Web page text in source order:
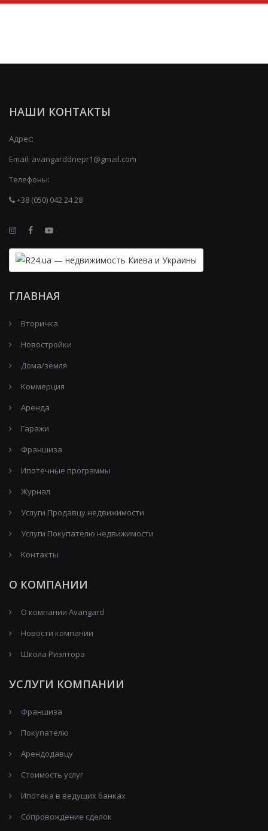
НАШИ КОНТАКТЫ
Адрес:
Email: avangarddnepr1@gmail.com
Телефоны:
+38 (050) 042 24 28
ГЛАВНАЯ
Вторичка
Новостройки
Дома/земля
Коммерция
Аренда
Гаражи
Франшиза
Ипотечные программы
Журнал
Услуги Продавцу недвижимости
Услуги Покупателю недвижимости
Контакты
О КОМПАНИИ
О компании Avangard
Новости компании
Школа Риэлтора
УСЛУГИ КОМПАНИИ
Франшиза
Покупателю
Арендодавцу
Стоимость услуг
Ипотека в ведущих банках
Сопровождение сделок